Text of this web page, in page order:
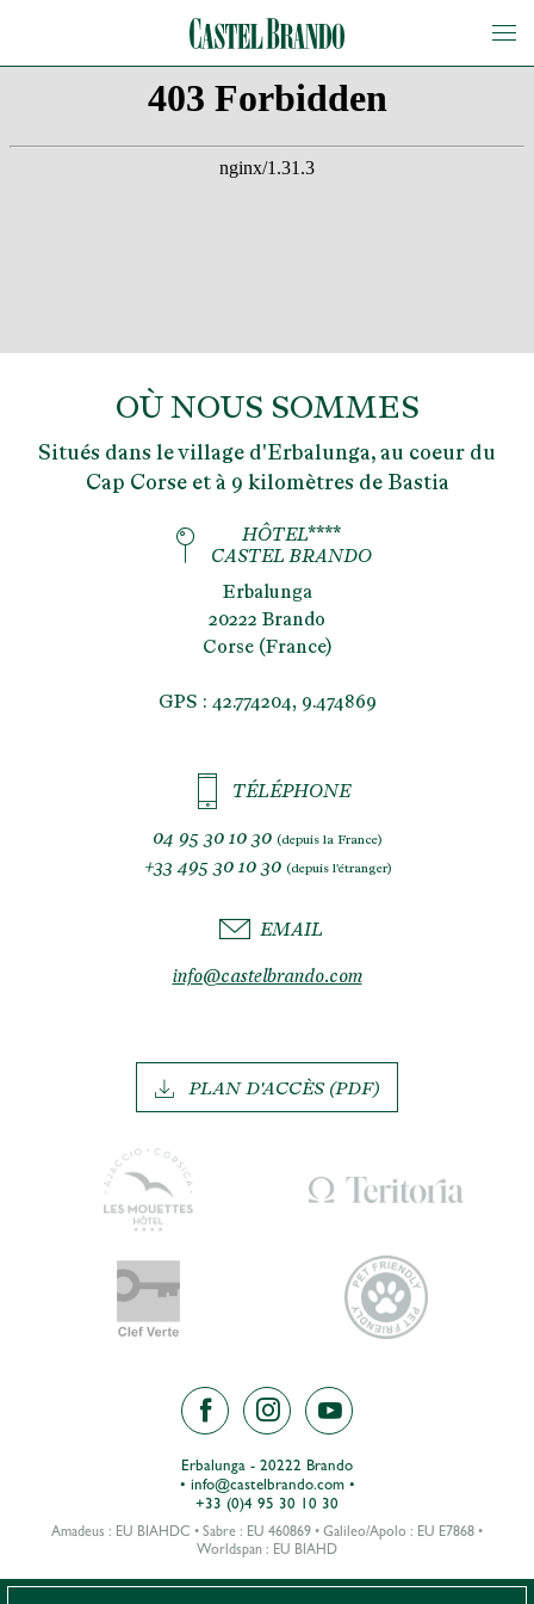
OÙ NOUS SOMMES
Situés dans le village d'Erbalunga, au coeur du
Cap Corse et à 9 kilomètres de Bastia
HÔTEL****
CASTEL BRANDO
Erbalunga
20222 Brando
Corse (France)
GPS : 42.774204, 9.474869
TÉLÉPHONE
04 95 30 10 30 (depuis la France)
+33 495 30 10 30 (depuis l'étranger)
EMAIL
info@castelbrando.com
PLAN D'ACCÈS (PDF)
Erbalunga - 20222 Brando
• info@castelbrando.com•
+33 (0)4 95 30 10 30
Amadeus : EU BIAHDC • Sabre : EU 460869 • Galileo/Apolo : EU E7868 •
Worldspan : EU BIAHD